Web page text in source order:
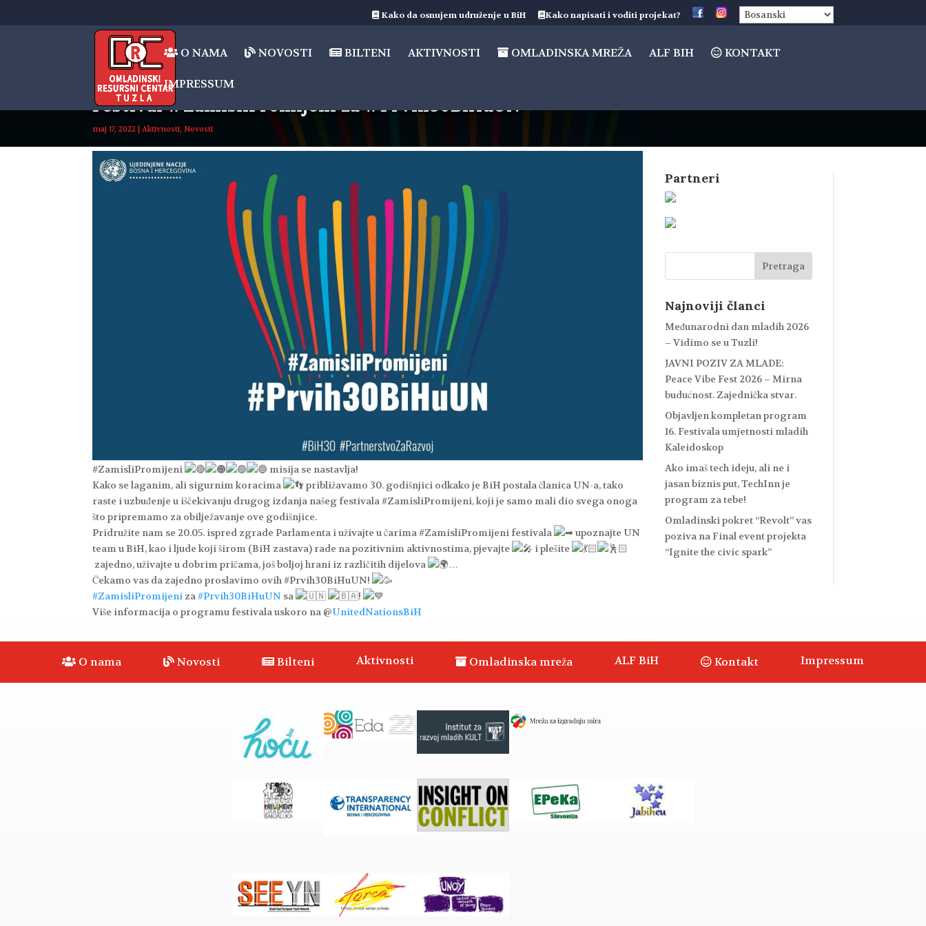
Kako da osnujem udruženje u BiH Kako napisati i voditi projekat?
O NAMA NOVOSTI BILTENI AKTIVNOSTI OMLADINSKA MREŽA ALF BIH KONTAKT
IMPRESSUM
Festival #ZamisliPromijeni za #Prvih30BiHuUN
maj 17, 2022 |Aktivnosti,Novosti
#ZamisliPromijeni
misija se nastavlja!
Kako se laganim, ali sigurnim koracima
približavamo 30. godišnjici odkako je BiH postala članica UN-a, tako
raste i uzbuđenje u iščekivanju drugog izdanja našeg festivala #ZamisliPromijeni, koji je samo mali dio svega onoga
što pripremamo za obilježavanje ove godišnjice.
Pridružite nam se 20.05. ispred zgrade Parlamenta i uživajte u čarima #ZamisliPromijeni festivala
upoznajte UN
team u BiH, kao i ljude koji širom (BiH zastava) rade na pozitivnim aktivnostima, pjevajte
i plešite
zajedno, uživajte u dobrim pričama, još boljoj hrani iz različitih dijelova
…
Čekamo vas da zajedno proslavimo ovih #Prvih30BiHuUN!
#ZamisliPromijeni za#Prvih30BiHuUN sa
!
Više informacija o programu festivala uskoro na @UnitedNationsBiH
Partneri
Najnoviji članci
Međunarodni dan mladih 2026
– Vidimo se u Tuzli!
JAVNI POZIV ZA MLADE:
Peace Vibe Fest 2026 – Mirna
budućnost. Zajednička stvar.
Objavljen kompletan program
16. Festivala umjetnosti mladih
Kaleidoskop
Ako imaš tech ideju, ali ne i
jasan biznis put, TechInn je
program za tebe!
Omladinski pokret “Revolt” vas
poziva na Final event projekta
“Ignite the civic spark”
O nama Novosti Bilteni Aktivnosti Omladinska mreža ALF BiH Kontakt Impressum